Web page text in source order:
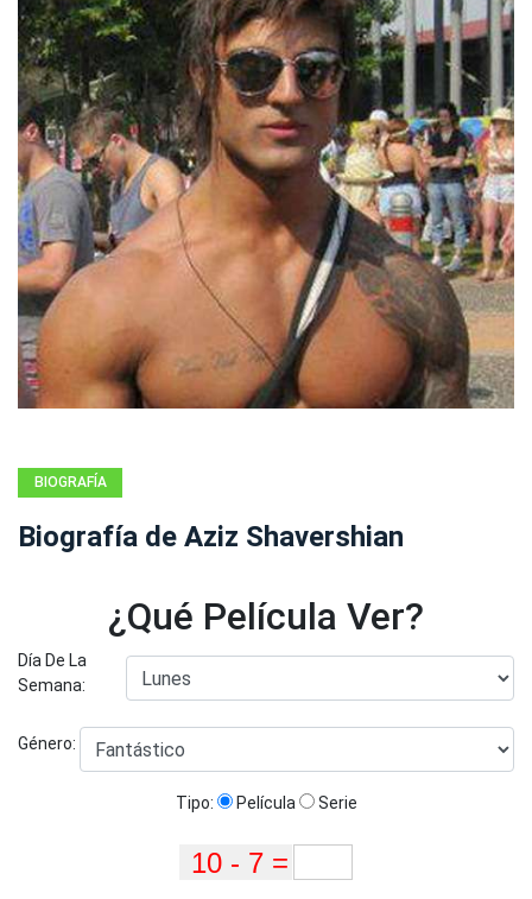
BIOGRAFÍA
Biografía de Aziz Shavershian
¿Qué Película Ver?
Día De La
Semana:
Género:
Tipo: Película Serie